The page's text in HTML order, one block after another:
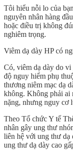
Tôi hiểu nỗi lo của
nguyên nhân hàng
hoặc điều trị không
nghiêm trọng.
Viêm dạ dày HP có
Có, viêm dạ dày do vi
độ nguy hiểm phụ
thương niêm mạc dạ
không. Không phải ai
nặng, nhưng nguy cơ
Theo Tổ chức Y tế
nhân gây ung thư
liên hệ với ung thư dạ
ung thư dạ dày cao